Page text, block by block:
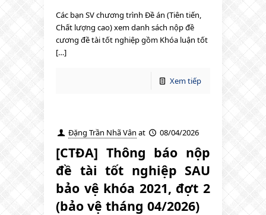
Các bạn SV chương trình Đề án (Tiên tiến,
Chất lượng cao) xem danh sách nộp đề
cương đề tài tốt nghiệp gồm Khóa luận tốt
[…]
Xem tiếp
Đặng Trần Nhã Vân at 08/04/2026
[CTĐA] Thông báo nộp
đề tài tốt nghiệp SAU
bảo vệ khóa 2021, đợt 2
(bảo vệ tháng 04/2026)